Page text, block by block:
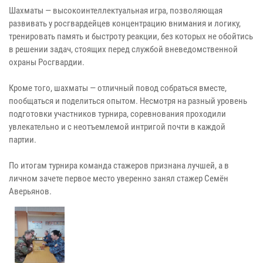
Шахматы — высокоинтеллектуальная игра, позволяющая
развивать у росгвардейцев концентрацию внимания и логику,
тренировать память и быстроту реакции, без которых не обойтись
в решении задач, стоящих перед службой вневедомственной
охраны Росгвардии.
Кроме того, шахматы — отличный повод собраться вместе,
пообщаться и поделиться опытом. Несмотря на разный уровень
подготовки участников турнира, соревнования проходили
увлекательно и с неотъемлемой интригой почти в каждой
партии.
По итогам турнира команда стажеров признана лучшей, а в
личном зачете первое место уверенно занял стажер Семён
Аверьянов.